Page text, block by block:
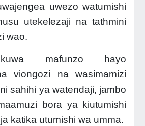
uwezo watumishi
utekelezaji na tathmini
wao.
mafunzo hayo
viongozi na wasimamizi
sahihi ya watendaji, jambo
bora ya kiutumishi
katika utumishi wa umma.